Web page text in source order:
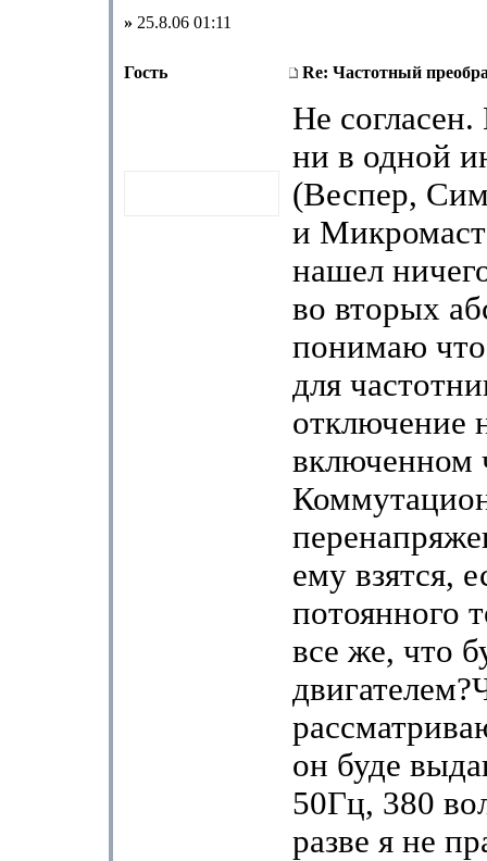
» 25.8.06 01:11
Гость Re: Частотный
Не
ни в одной
(Веспер,
и
нашел
во вторых
понимаю что
для
отключение
включенном
ему взятся,
потоянного
все же, что
он буде
50Гц, 380
разве я не